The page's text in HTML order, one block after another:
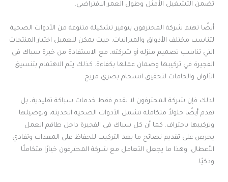
تضمن التشغيل الأمثل وطول العمر الافتراضي.
أيضًا تهتم شركة المحترفون بتوفير تشكيلة متنوعة من الأدوات الصحية
لتناسب مختلف الأذواق والميزانيات. حيث يمكن للعميل اختيار المنتجات
التي تناسب تصميم منزله أو شركته، مع الاستفادة من خبرة سباك في
الفجيرة في تركيبها وضمان عملها بكفاءة. كذلك يتم الاهتمام بتنسيق
الألوان والخامات لتحقيق انسجام بصري مريح.
لذلك فإن شركة المحترفون لا تقدم فقط خدمات سباكة تقليدية، بل
تقدم أيضًا حلولاً متكاملة تشمل الأدوات الصحية الحديثة، وتوصيلها
وتركيبها باحتراف. كما أن كل سباك في الفجيرة داخل طاقم العمل
يحرص على تقديم نصائح ما بعد التركيب للحفاظ على المعدات وتفادي
الأعطال. وهذا ما يجعل التعامل مع شركة المحترفون خيارًا متكاملًا
وذكيًا.